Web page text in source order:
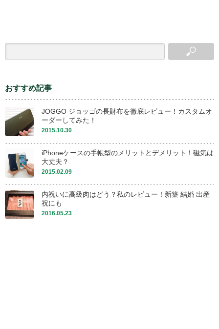
おすすめ記事
JOGGO ジョッゴの長財布を徹底レビュー！カスタムオ
ーダーしてみた！
2015.10.30
iPhoneケースの手帳型のメリットとデメリット！磁気は
大丈夫？
2015.02.09
内祝いに高級肉はどう？私のレビュー！新築 結婚 出産
祝にも
2016.05.23